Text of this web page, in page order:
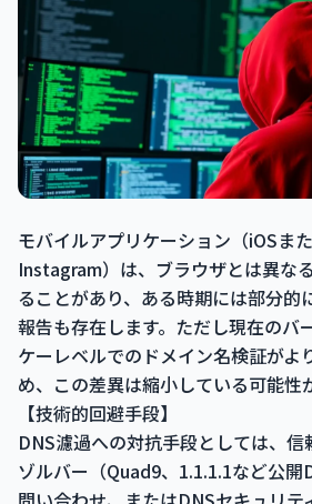
モバイルアプリケーション（iOSま
Instagram）は、ブラウザとは異な
ることがあり、ある時期には部分的
報告も存在します。ただし現在のバ
ケーレベルでのドメイン名検証がよ
め、この差異は縮小している可能性
【技術的回避手段】
DNS濾過への対抗手段としては、信
ゾルバー（Quad9、1.1.1.1など公開